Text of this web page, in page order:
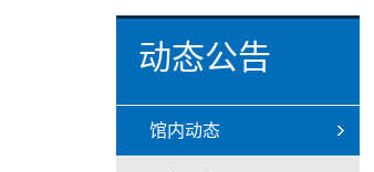
动态公告
馆内动态